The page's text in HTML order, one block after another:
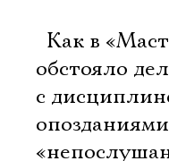
 Как в
обстояло
с